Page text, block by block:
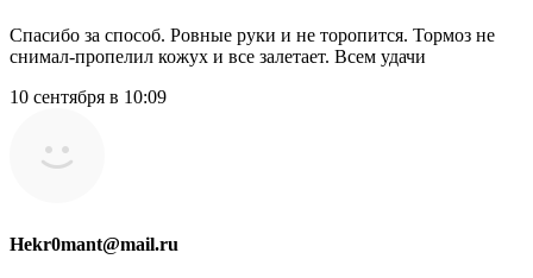
Спасибо за способ. Ровные руки и не торопится. Тормоз не
снимал-пропелил кожух и все залетает. Всем удачи
10 сентября в 10:09
Hekr0mant@mail.ru